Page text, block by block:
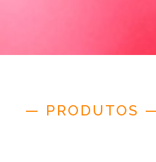
— PRODUTOS